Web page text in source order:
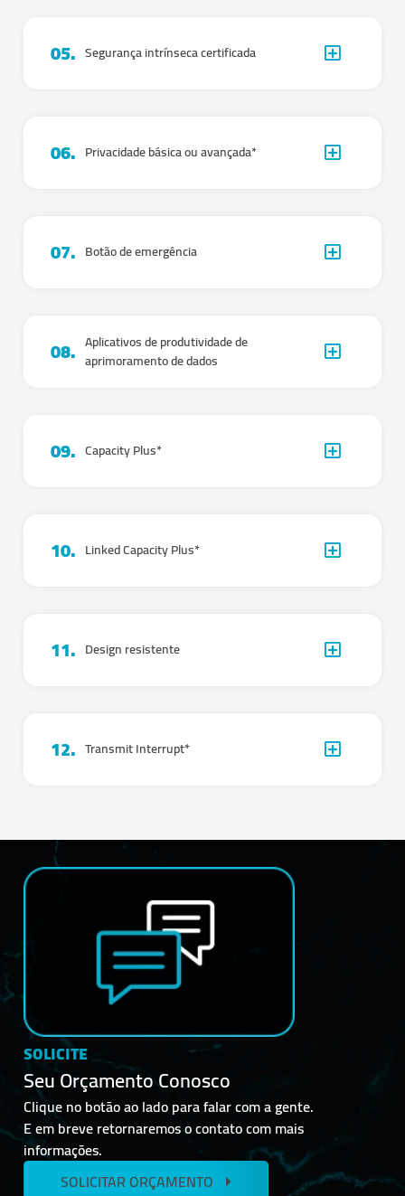
05. Segurança intrínseca certificada
06. Privacidade básica ou avançada*
07. Botão de emergência
08. Aplicativos de produtividade de
aprimoramento de dados
09. Capacity Plus*
10. Linked Capacity Plus*
11. Design resistente
12. Transmit Interrupt*
SOLICITE
Seu Orçamento Conosco
Clique no botão ao lado para falar com a gente.
E em breve retornaremos o contato com mais
informações.
SOLICITAR ORÇAMENTO